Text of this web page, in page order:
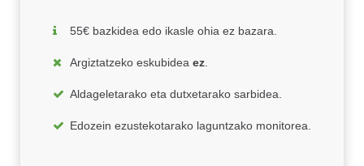
55€ bazkidea edo ikasle ohia ez bazara.
Argiztatzeko eskubideaez.
Aldageletarako eta dutxetarako sarbidea.
Edozein ezustekotarako laguntzako monitorea.